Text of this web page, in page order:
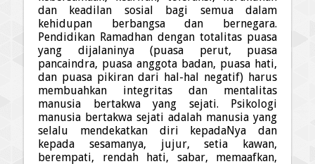
dan keadilan sosial bagi semua dalam
kehidupan berbangsa dan bernegara.
Pendidikan Ramadhan dengan totalitas puasa
yang dijalaninya (puasa perut, puasa
pancaindra, puasa anggota badan, puasa hati,
dan puasa pikiran dari hal-hal negatif) harus
membuahkan integritas dan mentalitas
manusia bertakwa yang sejati. Psikologi
manusia bertakwa sejati adalah manusia yang
selalu mendekatkan diri kepadaNya dan
kepada sesamanya, jujur, setia kawan,
berempati, rendah hati, sabar, memaafkan,